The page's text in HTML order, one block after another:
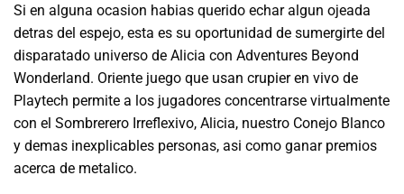
Si en alguna ocasion habias querido echar algun ojeada
detras del espejo, esta es su oportunidad de sumergirte del
disparatado universo de Alicia con Adventures Beyond
Wonderland. Oriente juego que usan crupier en vivo de
Playtech permite a los jugadores concentrarse virtualmente
con el Sombrerero Irreflexivo, Alicia, nuestro Conejo Blanco
y demas inexplicables personas, asi como ganar premios
acerca de metalico.